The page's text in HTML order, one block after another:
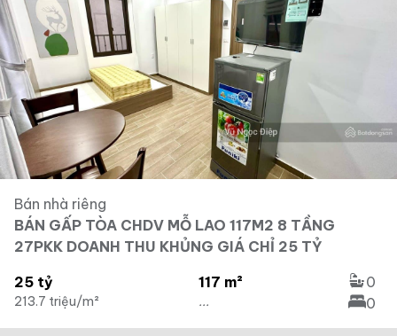
Bán nhà riêng
BÁN GẤP TÒA CHDV MỖ LAO 117M2 8 TẦNG
27PKK DOANH THU KHỦNG GIÁ CHỈ 25 TỶ
25 tỷ
213.7 triệu/m²
117 m²
...
0
0